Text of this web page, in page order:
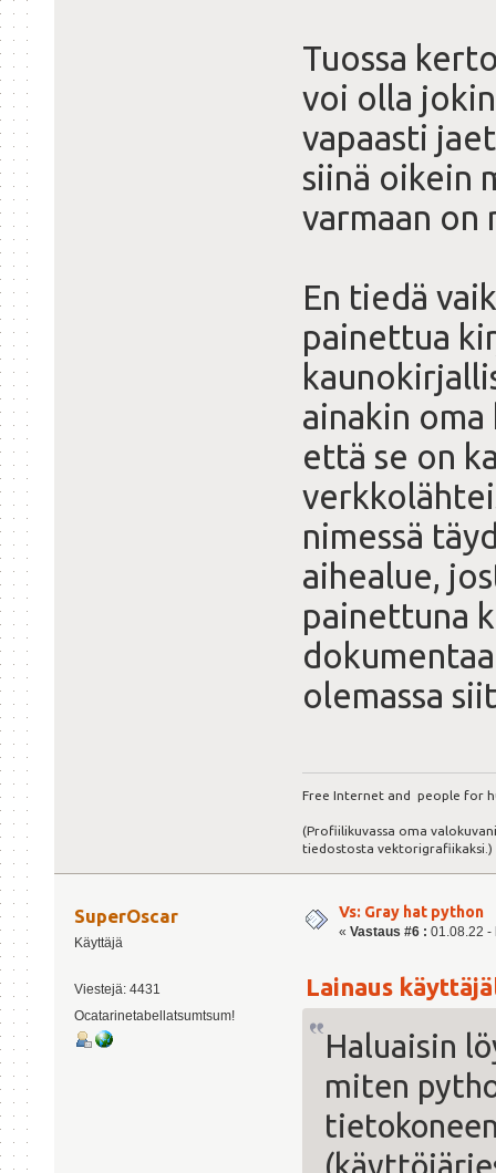
Tuossa
voi olla
vapaasti
siinä oikein
varmaan on
En tiedä
painettua
ainakin
että se on
nimessä
aihealue,
painettuna
olemassa
Free Internet and people for
(Profiilikuvassa oma
tiedostosta vektorigrafiikaksi.)
SuperOscar
Käyttäjä
Viestejä: 4431
Ocatarinetabellatsumtsum!
Vs: Gray hat python
« Vastaus #6 : 01.08.22 -
Lainaus
Haluaisin
miten